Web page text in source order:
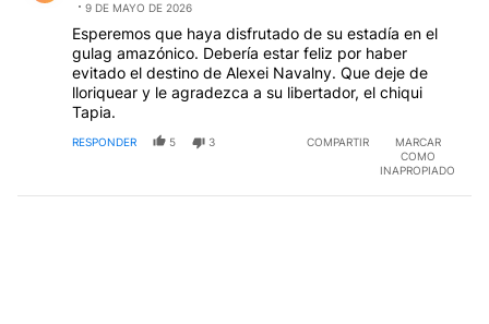
9 DE MAYO DE 2026
Esperemos que haya disfrutado de su estadía en el
gulag amazónico. Debería estar feliz por haber
evitado el destino de Alexei Navalny. Que deje de
lloriquear y le agradezca a su libertador, el chiqui
Tapia.
RESPONDER 5 3 COMPARTIR
MARCAR
COMO
INAPROPIADO